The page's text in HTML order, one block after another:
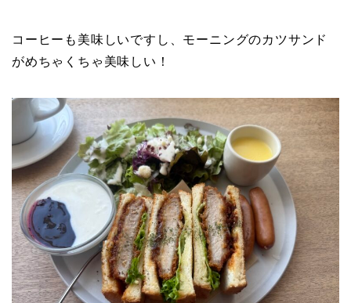
コーヒーも美味しいですし、モーニングのカツサンド
がめちゃくちゃ美味しい！